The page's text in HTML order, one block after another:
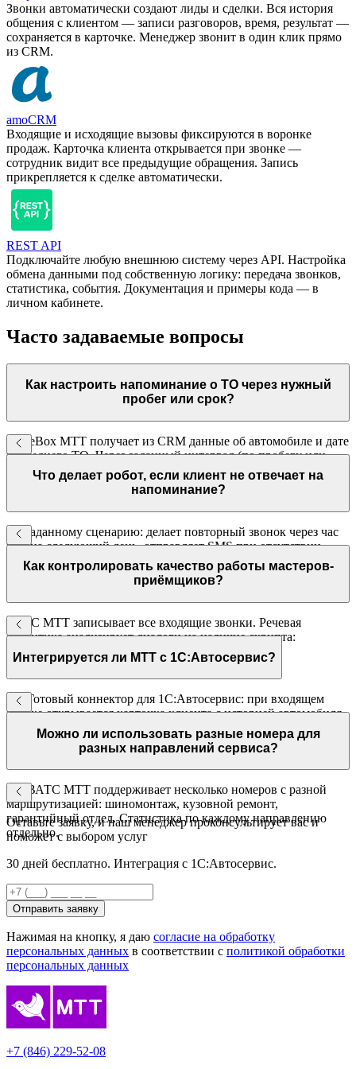
Звонки автоматически создают лиды и сделки. Вся история
общения с клиентом — записи разговоров, время, результат —
сохраняется в карточке. Менеджер звонит в один клик прямо
из CRM.
amoCRM
Входящие и исходящие вызовы фиксируются в воронке
продаж. Карточка клиента открывается при звонке —
сотрудник видит все предыдущие обращения. Запись
прикрепляется к сделке автоматически.
REST API
Подключайте любую внешнюю систему через API. Настройка
обмена данными под собственную логику: передача звонков,
статистика, события. Документация и примеры кода — в
личном кабинете.
Часто задаваемые вопросы
Как настроить напоминание о ТО через нужный
пробег или срок?
VoiceBox МТТ получает из CRM данные об автомобиле и дате
последнего ТО. Через заданный интервал (по пробегу или
календарному сроку) автоматически звонит клиенту с
предложением записаться.
Что делает робот, если клиент не отвечает на
напоминание?
По заданному сценарию: делает повторный звонок через час
или на следующий день, отправляет SMS при отсутствии
ответа. Все попытки контакта фиксируются в CRM.
Как контролировать качество работы мастеров-
приёмщиков?
ВАТС МТТ записывает все входящие звонки. Речевая
аналитика анализирует диалоги на наличие скрипта:
приветствие, уточнение задачи, предложение
дополнительных услуг, прощание.
Интегрируется ли МТТ с 1С:Автосервис?
Да. Готовый коннектор для 1С:Автосервис: при входящем
звонке открывается карточка клиента с историей автомобиля.
Данные о записи передаются из ВАТС в 1С автоматически.
Можно ли использовать разные номера для
разных направлений сервиса?
Да. ВАТС МТТ поддерживает несколько номеров с разной
маршрутизацией: шиномонтаж, кузовной ремонт,
гарантийный отдел. Статистика по каждому направлению
отдельно.
Оставьте заявку, и наш менеджер проконсультирует вас и
поможет с выбором услуг
30 дней бесплатно. Интеграция с 1С:Автосервис.
Отправить заявку
Нажимая на кнопку, я даю согласие на обработку
персональных данных в соответствии с политикой обработки
персональных данных
+7 (846) 229-52-08